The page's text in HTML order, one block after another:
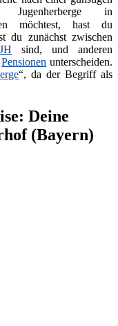
in
möchtest, hast du
du zunächst zwischen
sind, und anderen
Pensionen unterscheiden.
“, da der Begriff als
Deine
(Bayern)